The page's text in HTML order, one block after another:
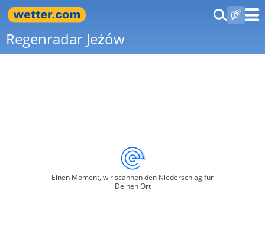
Regenradar Jeżów
Einen Moment, wir scannen den Niederschlag für
Deinen Ort